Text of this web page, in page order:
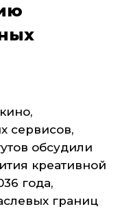
сервисов,
обсудили
креативной
года,
границ